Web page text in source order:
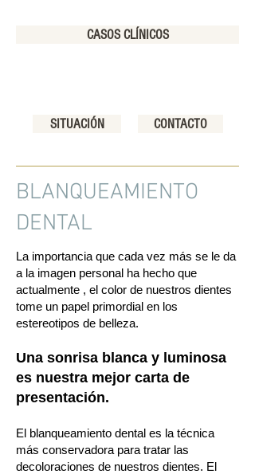
CASOS CLÍNICOS
SITUACIÓN CONTACTO
BLANQUEAMIENTO
DENTAL
La importancia que cada vez más se le da
a la imagen personal ha hecho que
actualmente , el color de nuestros dientes
tome un papel primordial en los
estereotipos de belleza.
Una sonrisa blanca y luminosa
es nuestra mejor carta de
presentación.
El blanqueamiento dental es la técnica
más conservadora para tratar las
decoloraciones de nuestros dientes. El